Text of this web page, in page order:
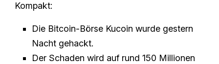
Kompakt:
Die Bitcoin-Börse Kucoin wurde gestern
Nacht gehackt.
Der Schaden wird auf rund 150 Millionen